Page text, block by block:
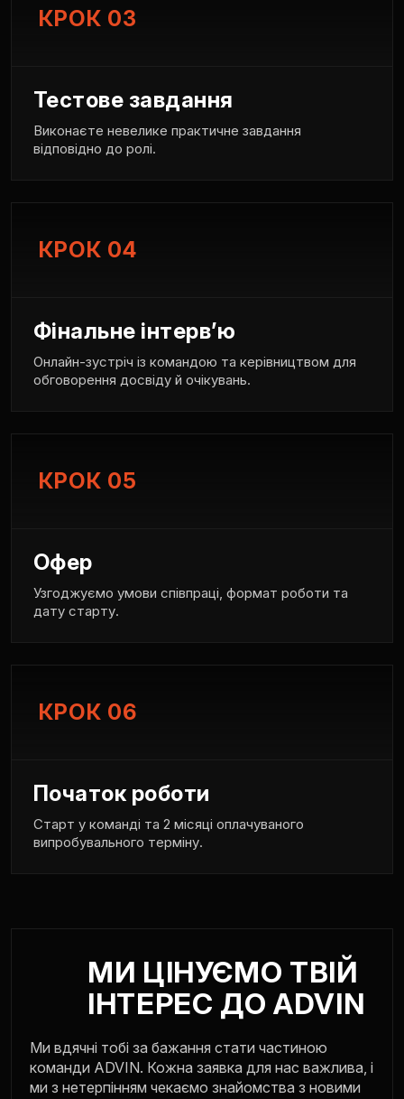
КРОК 03
Тестове завдання
Виконаєте невелике практичне завдання
відповідно до ролі.
КРОК 04
Фінальне інтерв’ю
Онлайн-зустріч із командою та керівництвом для
обговорення досвіду й очікувань.
КРОК 05
Офер
Узгоджуємо умови співпраці, формат роботи та
дату старту.
КРОК 06
Початок роботи
Старт у команді та 2 місяці оплачуваного
випробувального терміну.
МИ ЦІНУЄМО ТВІЙ
ІНТЕРЕС ДО ADVIN
Ми вдячні тобі за бажання стати частиною
команди ADVIN. Кожна заявка для нас важлива, і
ми з нетерпінням чекаємо знайомства з новими